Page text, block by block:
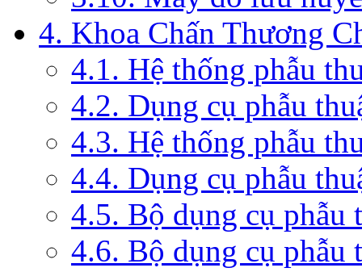
4. Khoa Chấn Thương
4.1. Hệ thống phẫu
4.2. Dụng cụ phẫu
4.3. Hệ thống phẫu
4.4. Dụng cụ phẫu
4.5. Bộ dụng cụ phẫu
4.6. Bộ dụng cụ phẫu